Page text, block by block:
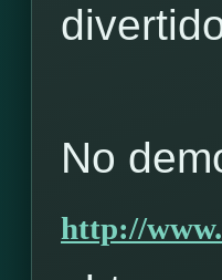
No
http://